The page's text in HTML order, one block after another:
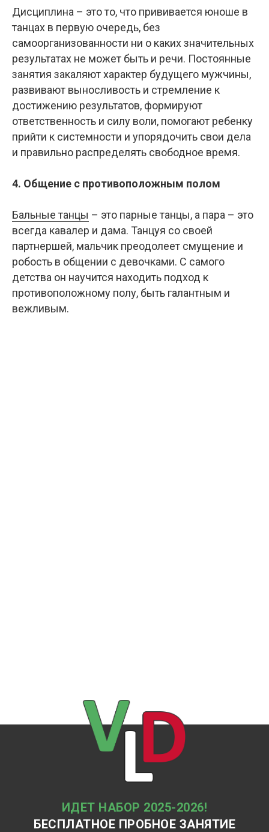
Дисциплина – это то, что прививается юноше в
танцах в первую очередь, без
самоорганизованности ни о каких значительных
результатах не может быть и речи. Постоянные
занятия закаляют характер будущего мужчины,
развивают выносливость и стремление к
достижению результатов, формируют
ответственность и силу воли, помогают ребенку
прийти к системности и упорядочить свои дела
и правильно распределять свободное время.
4. Общение с противоположным полом
Бальные танцы – это парные танцы, а пара – это
всегда кавалер и дама. Танцуя со своей
партнершей, мальчик преодолеет смущение и
робость в общении с девочками. С самого
детства он научится находить подход к
противоположному полу, быть галантным и
вежливым.
ИДЕТ НАБОР 2025-2026!
БЕСПЛАТНОЕ ПРОБНОЕ ЗАНЯТИЕ